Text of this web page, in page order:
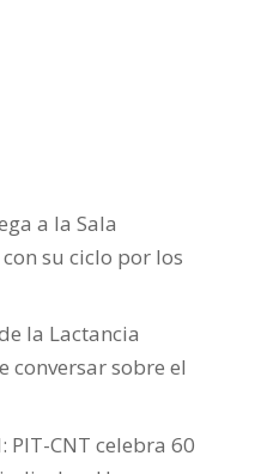
a la Sala
su ciclo por los
la Lactancia
conversar sobre el
PIT-CNT celebra 60